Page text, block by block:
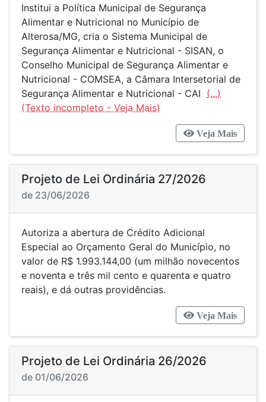
Institui a Política Municipal de Segurança
Alimentar e Nutricional no Município de
Alterosa/MG, cria o Sistema Municipal de
Segurança Alimentar e Nutricional - SISAN, o
Conselho Municipal de Segurança Alimentar e
Nutricional - COMSEA, a Câmara Intersetorial de
Segurança Alimentar e Nutricional - CAI (...)
Veja Mais
Projeto de Lei Ordinária 27/2026
de 23/06/2026
Autoriza a abertura de Crédito Adicional
Especial ao Orçamento Geral do Município, no
valor de R$ 1.993.144,00 (um milhão novecentos
e noventa e três mil cento e quarenta e quatro
reais), e dá outras providências.
Veja Mais
Projeto de Lei Ordinária 26/2026
de 01/06/2026